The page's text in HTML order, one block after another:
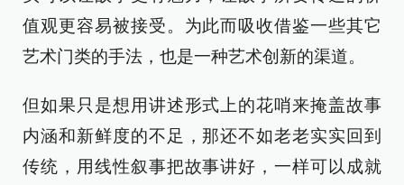
值观更容易被接受。为此而吸收借鉴一些其它
艺术门类的手法，也是一种艺术创新的渠道。
但如果只是想用讲述形式上的花哨来掩盖故事
内涵和新鲜度的不足，那还不如老老实实回到
传统，用线性叙事把故事讲好，一样可以成就